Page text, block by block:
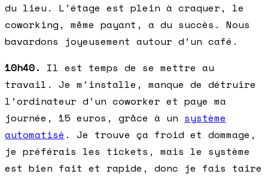
du lieu. L’étage est plein à craquer, le
coworking, même payant, a du succès. Nous
bavardons joyeusement autour d’un café.
10h40. Il est temps de se mettre au
travail. Je m’installe, manque de détruire
l’ordinateur d’un coworker et paye ma
journée, 15 euros, grâce à un système
automatisé . Je trouve ça froid et dommage,
je préférais les tickets, mais le système
est bien fait et rapide, donc je fais taire